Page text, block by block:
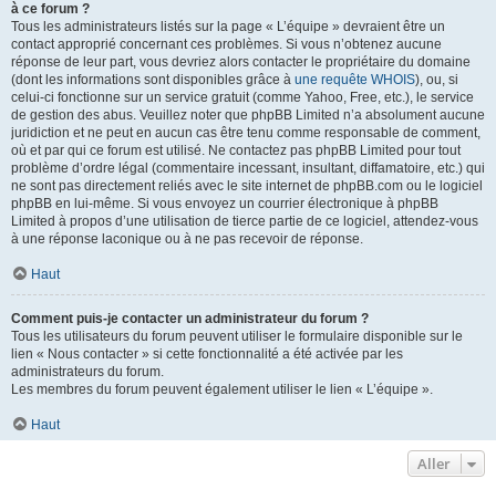
à ce forum ?
Tous les administrateurs listés sur la page « L’équipe » devraient être un
contact approprié concernant ces problèmes. Si vous n’obtenez aucune
réponse de leur part, vous devriez alors contacter le propriétaire du domaine
(dont les informations sont disponibles grâce à une requête WHOIS), ou, si
celui-ci fonctionne sur un service gratuit (comme Yahoo, Free, etc.), le service
de gestion des abus. Veuillez noter que phpBB Limited n’a absolument aucune
juridiction et ne peut en aucun cas être tenu comme responsable de comment,
où et par qui ce forum est utilisé. Ne contactez pas phpBB Limited pour tout
problème d’ordre légal (commentaire incessant, insultant, diffamatoire, etc.) qui
ne sont pas directement reliés avec le site internet de phpBB.com ou le logiciel
phpBB en lui-même. Si vous envoyez un courrier électronique à phpBB
Limited à propos d’une utilisation de tierce partie de ce logiciel, attendez-vous
à une réponse laconique ou à ne pas recevoir de réponse.
Haut
Comment puis-je contacter un administrateur du forum ?
Tous les utilisateurs du forum peuvent utiliser le formulaire disponible sur le
lien « Nous contacter » si cette fonctionnalité a été activée par les
administrateurs du forum.
Les membres du forum peuvent également utiliser le lien « L’équipe ».
Haut
Aller